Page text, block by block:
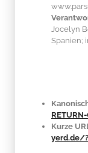
Jocelyn
Spanien;
Kurze
yerd.de/